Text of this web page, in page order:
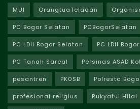
MUI OrangtuaTeladan
PC Bogor Selatan PCBogorSelatan
PC LDII Bogor Selatan PC LDII
PC Tanah Sareal Persinas ASAD
pesantren PK0SB Polresta
profesional religius Rukyatul Hilal